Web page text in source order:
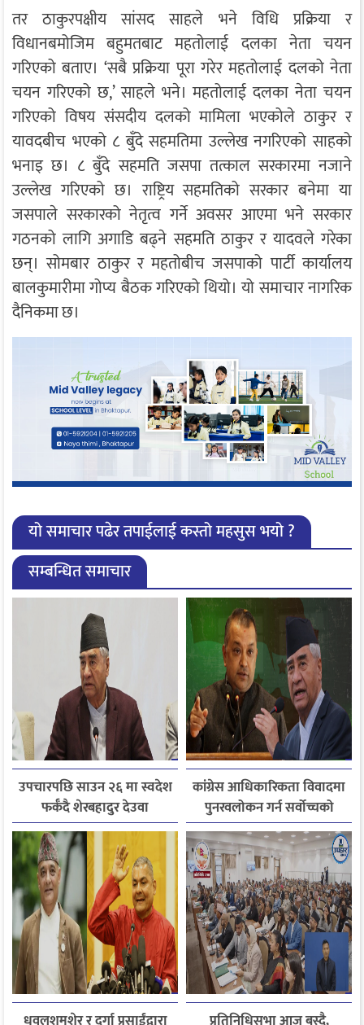
तर ठाकुरपक्षीय सांसद साहले भने विधि प्रक्रिया र
विधानबमोजिम बहुमतबाट महतोलाई दलका नेता चयन
गरिएको बताए। ‘सबै प्रक्रिया पूरा गरेर महतोलाई दलको नेता
चयन गरिएको छ,’ साहले भने। महतोलाई दलका नेता चयन
गरिएको विषय संसदीय दलको मामिला भएकोले ठाकुर र
यावदबीच भएको ८ बुँदे सहमतिमा उल्लेख नगरिएको साहको
भनाइ छ। ८ बुँदे सहमति जसपा तत्काल सरकारमा नजाने
उल्लेख गरिएको छ। राष्ट्रिय सहमतिको सरकार बनेमा या
जसपाले सरकारको नेतृत्व गर्ने अवसर आएमा भने सरकार
गठनको लागि अगाडि बढ्ने सहमति ठाकुर र यादवले गरेका
छन्। सोमबार ठाकुर र महतोबीच जसपाको पार्टी कार्यालय
बालकुमारीमा गोप्य बैठक गरिएको थियो। यो समाचार नागरिक
दैनिकमा छ।
यो समाचार पढेर तपाईलाई कस्तो महसुस भयो ?
सम्बन्धित समाचार
उपचारपछि साउन २६ मा स्वदेश
फर्कँदै शेरबहादुर देउवा
कांग्रेस आधिकारिकता विवादमा
पुनरवलोकन गर्न सर्वोच्चको
अनुमति